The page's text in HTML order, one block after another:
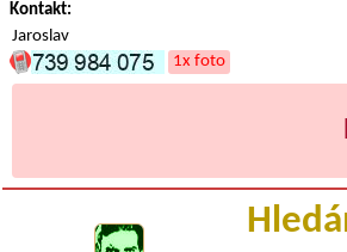
Kontakt:
Jaroslav
1x foto